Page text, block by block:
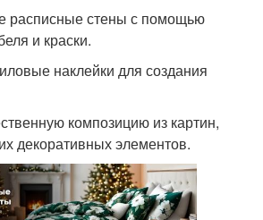
расписные стены с помощью
и краски.
наклейки для создания
композицию из картин,
декоративных элементов.